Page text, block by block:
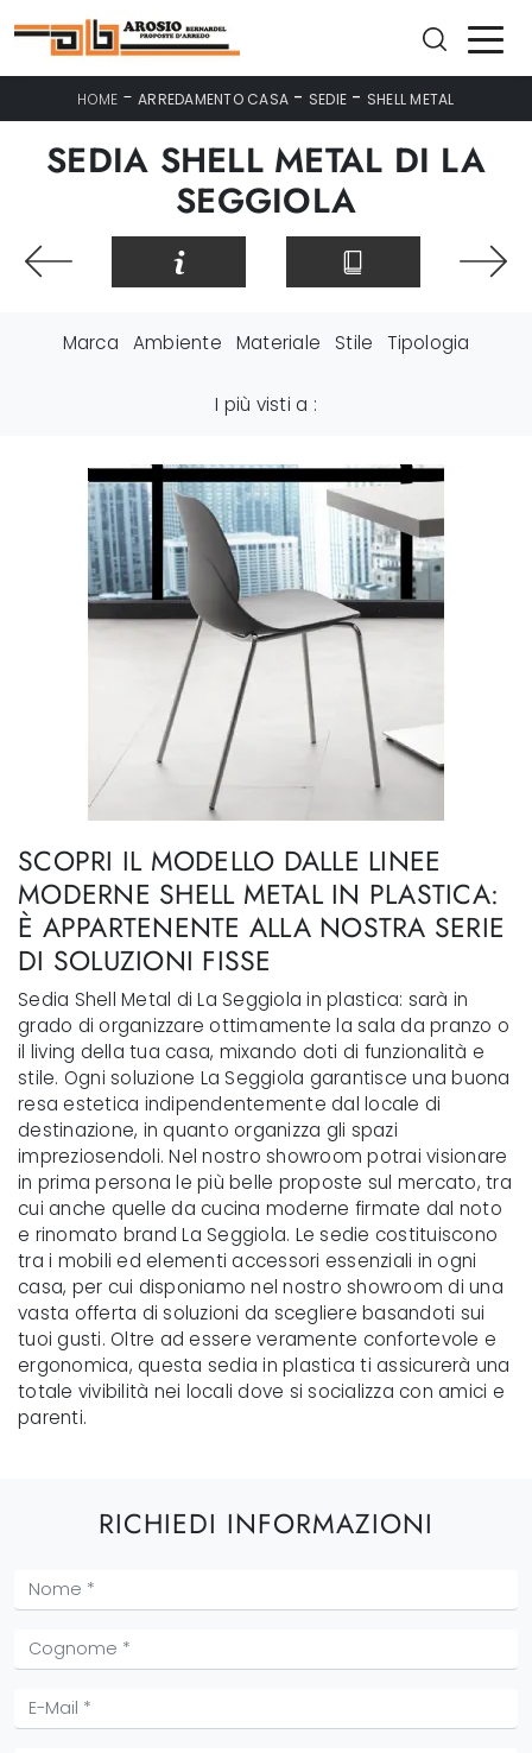
HOME -ARREDAMENTO CASA - SEDIE - SHELL METAL
SEDIA SHELL METAL DI LA
SEGGIOLA
Marca Ambiente Materiale Stile Tipologia
I più visti a :
SCOPRI IL MODELLO DALLE LINEE
MODERNE SHELL METAL IN PLASTICA:
È APPARTENENTE ALLA NOSTRA SERIE
DI SOLUZIONI FISSE
Sedia Shell Metal di La Seggiola in plastica: sarà in
grado di organizzare ottimamente la sala da pranzo o
il living della tua casa, mixando doti di funzionalità e
stile. Ogni soluzione La Seggiola garantisce una buona
resa estetica indipendentemente dal locale di
destinazione, in quanto organizza gli spazi
impreziosendoli. Nel nostro showroom potrai visionare
in prima persona le più belle proposte sul mercato, tra
cui anche quelle da cucina moderne firmate dal noto
e rinomato brand La Seggiola. Le sedie costituiscono
tra i mobili ed elementi accessori essenziali in ogni
casa, per cui disponiamo nel nostro showroom di una
vasta offerta di soluzioni da scegliere basandoti sui
tuoi gusti. Oltre ad essere veramente confortevole e
ergonomica, questa sedia in plastica ti assicurerà una
totale vivibilità nei locali dove si socializza con amici e
parenti.
RICHIEDI INFORMAZIONI